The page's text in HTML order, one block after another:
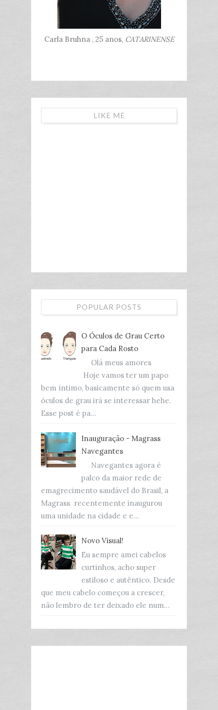
Carla Bruhna , 25 anos, CATARINENSE
LIKE ME
POPULAR POSTS
O Óculos de Grau Certo
para Cada Rosto
Olá meus amores
Hoje vamos ter um papo
bem íntimo, basicamente só quem usa
óculos de grau irá se interessar hehe.
Esse post é pa...
Inauguração - Magrass
Navegantes
Navegantes agora é
palco da maior rede de
emagrecimento saudável do Brasil, a
Magrass recentemente inaugurou
uma unidade na cidade e e...
Novo Visual!
Eu sempre amei cabelos
curtinhos, acho super
estiloso e autêntico. Desde
que meu cabelo começou a crescer,
não lembro de ter deixado ele num...